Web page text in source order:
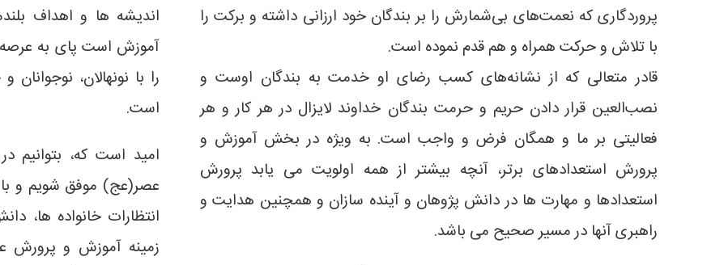
پروردگاری که نعمت‌های بی‌شمارش را بر بندگان خود ارزانی داشته و برکت را
با تلاش و حرکت همراه و هم قدم نموده است.
قادر متعالی که از نشانه‌های کسب رضای او خدمت به بندگان اوست و
نصب‌العین قرار دادن حریم و حرمت بندگان خداوند لایزال در هر کار و هر
فعالیتی بر ما و همگان فرض و واجب است. به ویژه در بخش آموزش و
پرورش استعدادهای برتر، آنچه بیشتر از همه اولویت می یابد پرورش
استعدادها و مهارت ها در دانش پژوهان و آینده سازان و همچنین هدایت و
راهبری آنها در مسیر صحیح می باشد.
اندیشه ها و اهداف
آموزش است پای به عرصه
را با نونهالان،
است.
امید است که، بتوانیم
عصر(عج) موفق شویم و با
انتظارات خانواده ها،
زمینه آموزش و پرورش